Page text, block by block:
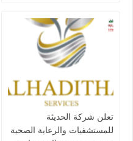
تعلن شركة الحديثة
للمستشفيات والرعاية الصحية